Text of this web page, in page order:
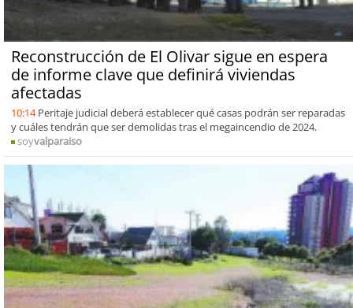
Reconstrucción de El Olivar sigue en espera
de informe clave que definirá viviendas
afectadas
10:14 Peritaje judicial deberá establecer qué casas podrán ser reparadas
y cuáles tendrán que ser demolidas tras el megaincendio de 2024.
soyvalparaiso